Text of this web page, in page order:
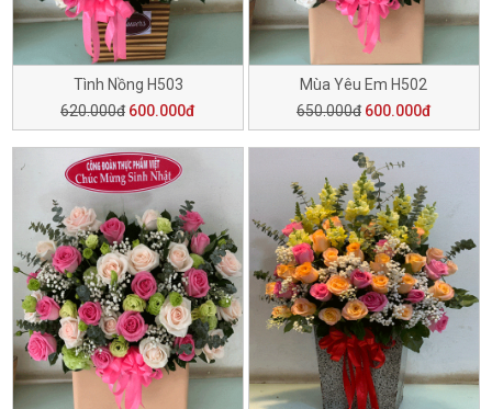
Tình Nồng H503
620.000đ 600.000đ
Mùa Yêu Em H502
650.000đ 600.000đ